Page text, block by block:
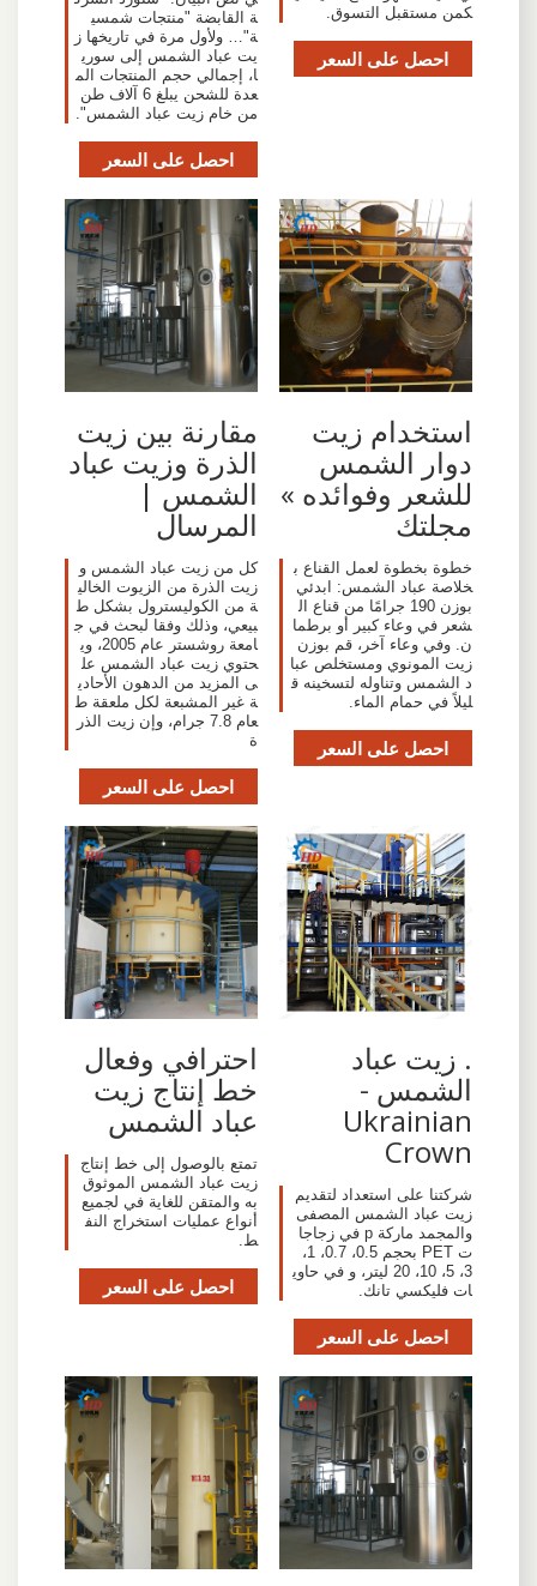
كمن مستقبل التسوق.
احصل على السعر
ة القابضة "منتجات شمسي
ة"… ولأول مرة في تاريخها ز
يت عباد الشمس إلى سوري
ا، إجمالي حجم المنتجات الم
عدة للشحن يبلغ 6 آلاف طن
من خام زيت عباد الشمس".
احصل على السعر
استخدام زيت
دوار الشمس
للشعر وفوائده »
مجلتك
خطوة بخطوة لعمل القناع ب
خلاصة عباد الشمس: ابدئي
بوزن 190 جرامًا من قناع ال
شعر في وعاء كبير أو برطما
ن. وفي وعاء آخر، قم بوزن
زيت المونوي ومستخلص عبا
د الشمس وتناوله لتسخينه ق
ليلاً في حمام الماء.
احصل على السعر
مقارنة بين زيت
الذرة وزيت عباد
الشمس |
المرسال
كل من زيت عباد الشمس و
زيت الذرة من الزيوت الخالي
ة من الكوليسترول بشكل ط
بيعي، وذلك وفقا لبحث في ج
امعة روشستر عام 2005، وي
حتوي زيت عباد الشمس عل
ى المزيد من الدهون الأحادي
ة غير المشبعة لكل ملعقة ط
عام 7.8 جرام، وإن زيت الذر
ة
احصل على السعر
. زيت عباد
الشمس -
Ukrainian
Crown
شركتنا على استعداد لتقديم
زيت عباد الشمس المصفى
والمجمد ماركة p في زجاجا
ت PET بحجم 0.5، 0.7، 1،
3، 5، 10، 20 ليتر، و في حاوي
ات فليكسي تانك.
احصل على السعر
احترافي وفعال
خط إنتاج زيت
عباد الشمس
تمتع بالوصول إلى خط إنتاج
زيت عباد الشمس الموثوق
به والمتقن للغاية في لجميع
أنواع عمليات استخراج النف
ط.
احصل على السعر